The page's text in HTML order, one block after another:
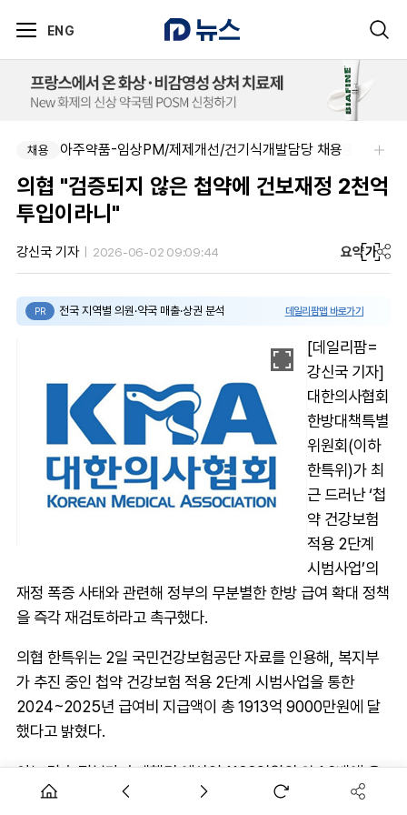
ENG
채용 주식회사 한독-[한독] 신입 및 경력 직무별 수시채용
채용 아주약품-임상PM/제제개선/건기식개발담당 채용
의협 "검증되지 않은 첩약에 건보재정 2천억
투입이라니"
강신국 기자 2026-06-02 09:09:44 요약가
PR 전국 지역별 의원·약국 매출·상권 분석 데일리팜맵 바로가기
[데일리팜=
강신국 기자]
대한의사협회
한방대책특별
위원회(이하
한특위)가 최
근 드러난 ‘첩
약 건강보험
적용 2단계
시범사업’의
재정 폭증 사태와 관련해 정부의 무분별한 한방 급여 확대 정책
을 즉각 재검토하라고 촉구했다.
의협 한특위는 2일 국민건강보험공단 자료를 인용해, 복지부
가 추진 중인 첩약 건강보험 적용 2단계 시범사업을 통한
2024~2025년 급여비 지급액이 총 1913억 9000만원에 달
했다고 밝혔다.
이는 당초 정부가 추계했던 예산인 1188억원의 약 1.6배에 육
박하는 수치로, 사실상 정부의 예산 통제 기능이 마비된 상태라